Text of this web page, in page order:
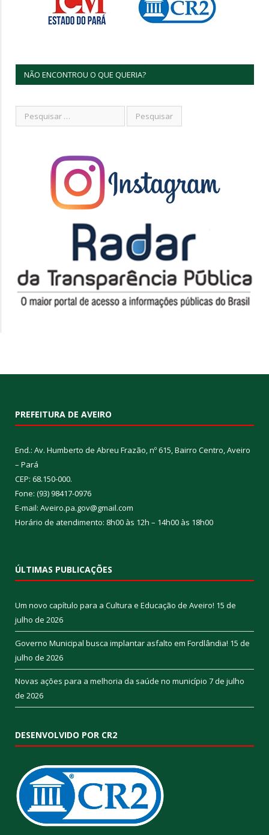
NÃO ENCONTROU O QUE QUERIA?
PREFEITURA DE AVEIRO
End.: Av. Humberto de Abreu Frazão, nº 615, Bairro Centro, Aveiro
– Pará
CEP: 68.150-000.
Fone: (93) 98417-0976
E-mail: Aveiro.pa.gov@gmail.com
Horário de atendimento: 8h00 às 12h – 14h00 às 18h00
ÚLTIMAS PUBLICAÇÕES
Um novo capítulo para a Cultura e Educação de Aveiro! 15 de
julho de 2026
Governo Municipal busca implantar asfalto em Fordlândia! 15 de
julho de 2026
Novas ações para a melhoria da saúde no município 7 de julho
de 2026
DESENVOLVIDO POR CR2